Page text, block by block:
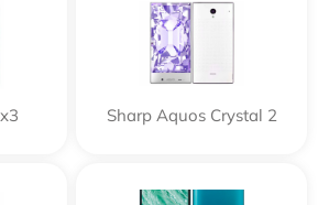
Sharp Aquos Crystal 2